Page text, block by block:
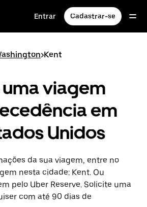
Entrar Cadastrar-se
>Kent
viagem
em
Unidos
da sua viagem, entre no
nesta cidade: Kent. Ou
pelo Uber Reserve. Solicite uma
com até 90 dias de